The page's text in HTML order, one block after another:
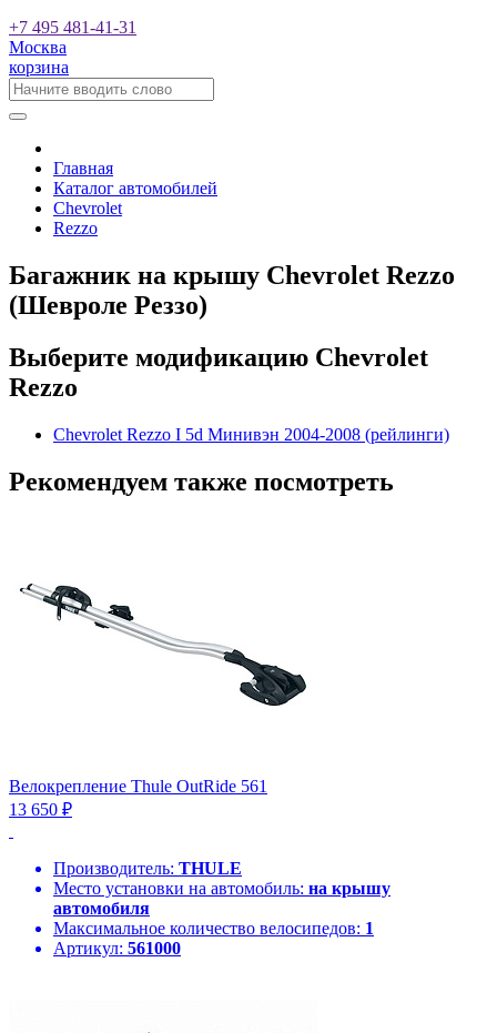
+7 495 481-41-31
Москва
корзина
Главная
Каталог автомобилей
Chevrolet
Rezzo
Багажник на крышу Chevrolet Rezzo
(Шевроле Реззо)
Выберите модификацию Chevrolet
Rezzo
Chevrolet Rezzo I 5d Минивэн 2004-2008 (рейлинги)
Рекомендуем также посмотреть
Велокрепление Thule OutRide 561
13 650 ₽
Производитель: THULE
Место установки на автомобиль: на крышу
автомобиля
Максимальное количество велосипедов: 1
Артикул: 561000